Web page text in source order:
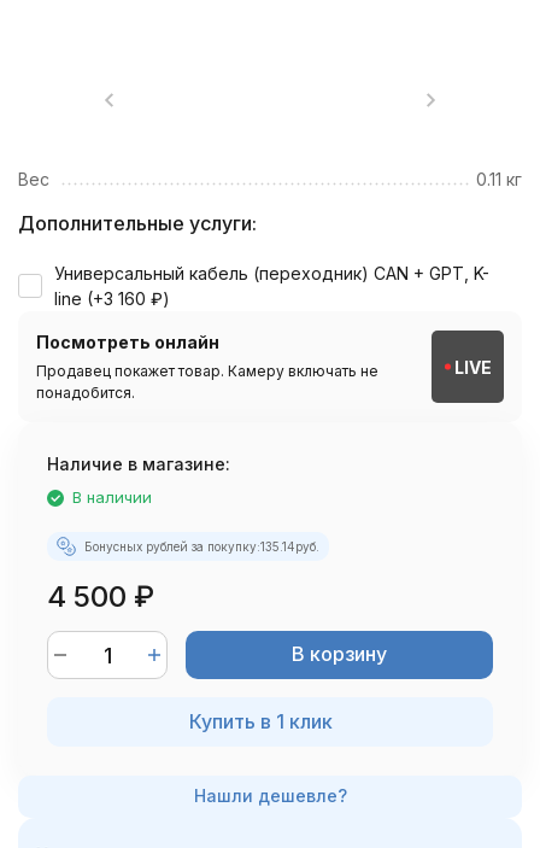
Вес 0.11 кг
Дополнительные услуги:
Универсальный кабель (переходник) CAN + GPT, K-
line (+3 160 ₽)
Посмотреть онлайн
Продавец покажет товар. Камеру включать не
понадобится.
LIVE
Наличие в магазине:
В наличии
Бонусных рублей за покупку:135.14руб.
4 500 ₽
В корзину
Купить в 1 клик